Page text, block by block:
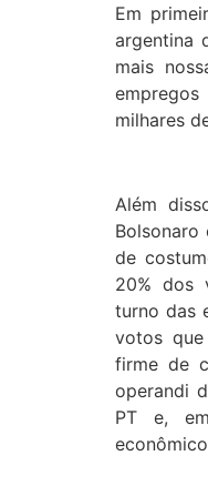
Em
argentina
mais
milhares
Além
Bolsonaro
de
20% dos
turno das
votos
firme de
operandi
PT e,